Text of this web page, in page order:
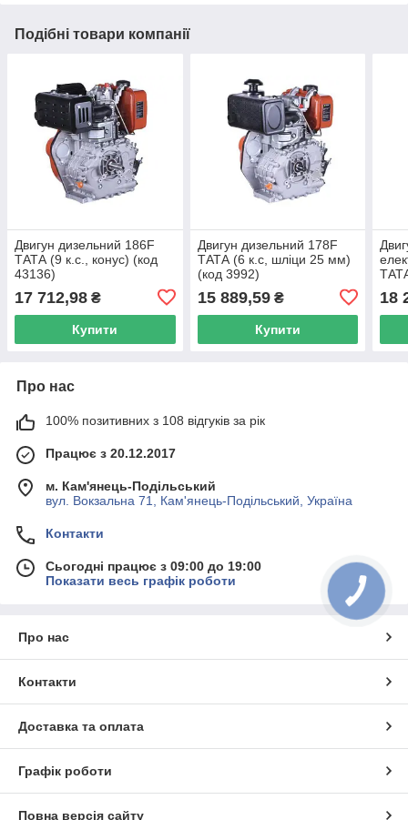
Подібні товари компанії
Двигун дизельний 186F
ТАТА (9 к.с., конус) (код
43136)
17 712,98 ₴
Купити
Двигун дизельний 178F
ТАТА (6 к.с, шліци 25 мм)
(код 3992)
15 889,59₴
Купити
18
Про нас
100% позитивних з 108 відгуків за рік
Працює з 20.12.2017
м. Кам'янець-Подільський
вул. Вокзальна 71, Кам'янець-Подільський, Україна
Контакти
Сьогодні працює з 09:00 до 19:00
Показати весь графік роботи
Про нас
Контакти
Доставка та оплата
Графік роботи
Повна версія сайту